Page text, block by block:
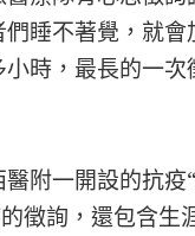
睡不著覺，就
時，最長的一次
一開設的抗疫
徵詢，還包含生